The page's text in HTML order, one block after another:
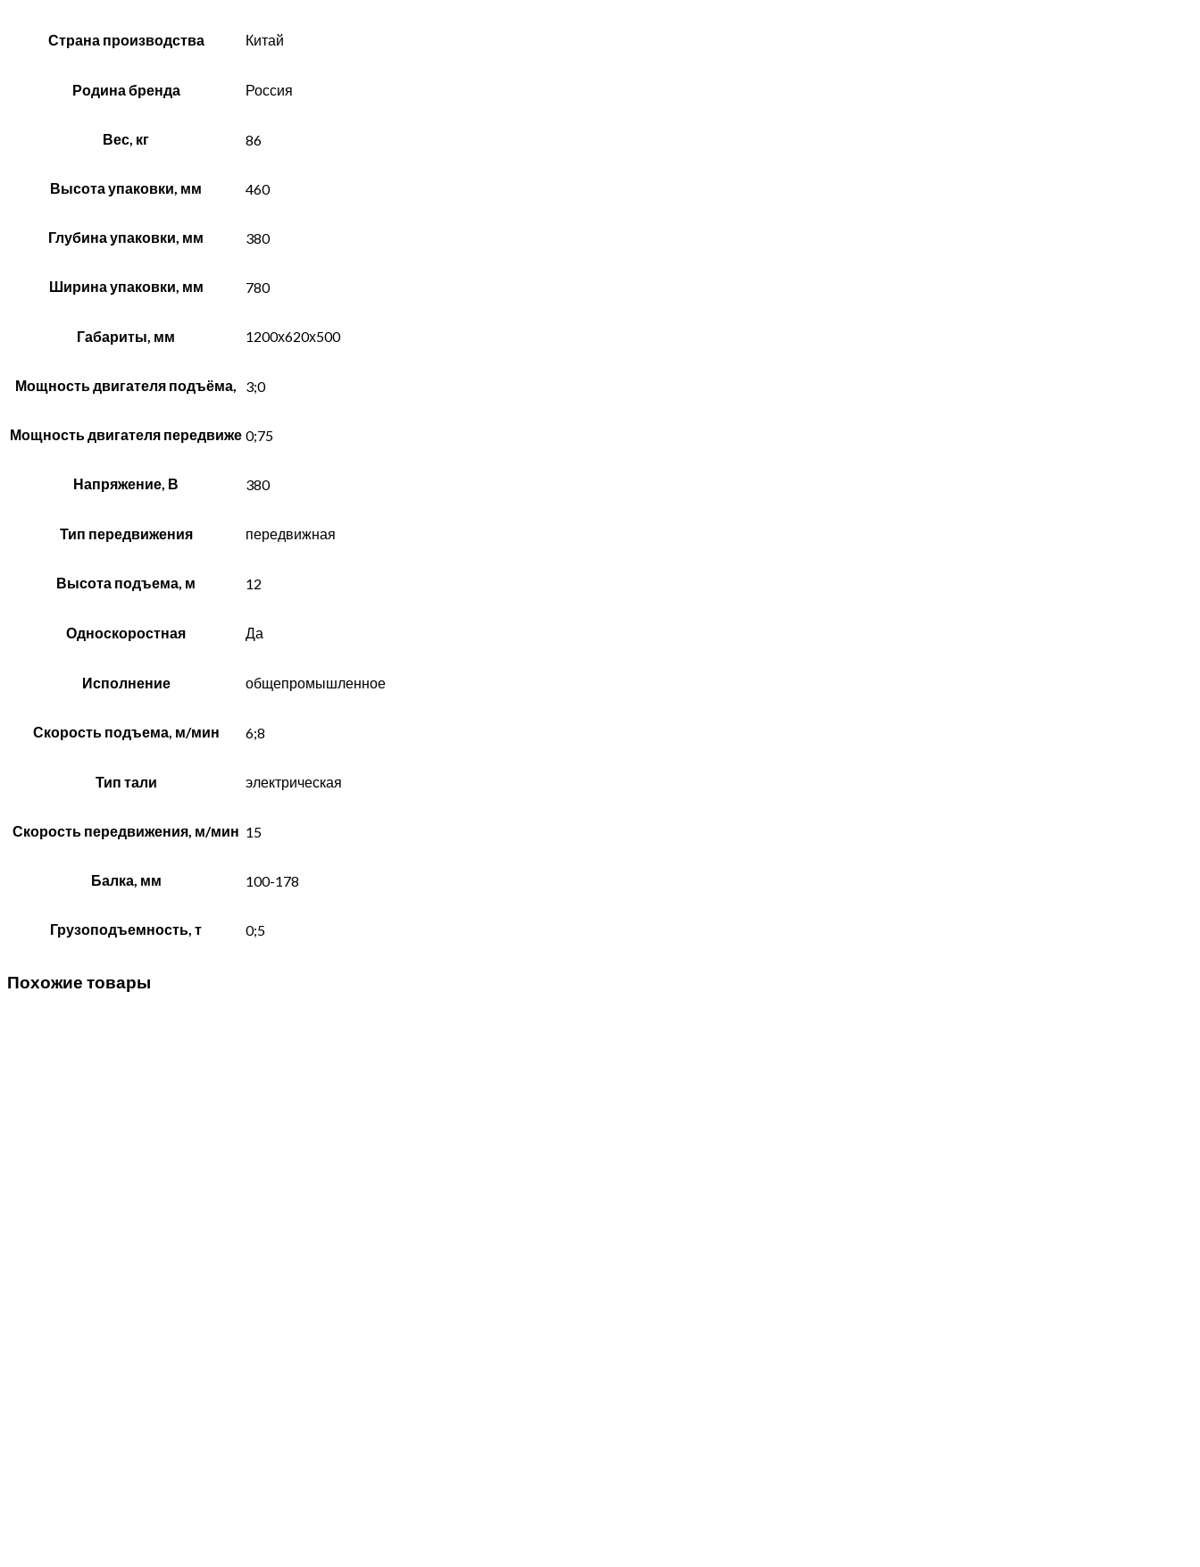
Страна производства Китай
Родина бренда Россия
Вес, кг 86
Высота упаковки, мм 460
Глубина упаковки, мм 380
Ширина упаковки, мм 780
Габариты, мм 1200х620х500
Мощность двигателя подъёма, 3;0
Мощность двигателя передвиже 0;75
Напряжение, В 380
Тип передвижения передвижная
Высота подъема, м 12
Односкоростная Да
Исполнение общепромышленное
Скорость подъема, м/мин 6;8
Тип тали электрическая
Скорость передвижения, м/мин 15
Балка, мм 100-178
Грузоподъемность, т 0;5
Похожие товары